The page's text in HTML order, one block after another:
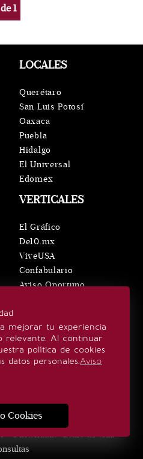
1
mejorar tu experiencia
relevante. Al continuar
política de cookies
datos personales.Aviso
Cookies
VERTICALES
El Gráfico
De10.mx
ViveUSA
Confabulario
Aviso Oportuno
LOCALES
Querétaro
San Luis Potosí
Oaxaca
Puebla
Hidalgo
El Universal
Edomex
SÍGUENOS
somos
Publicidad
Estilo de vida